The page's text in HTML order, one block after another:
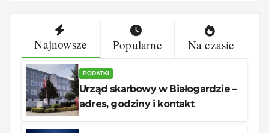
Najnowsze Popularne Na czasie
PODATKI
Urząd skarbowy w Białogardzie –
adres, godziny i kontakt